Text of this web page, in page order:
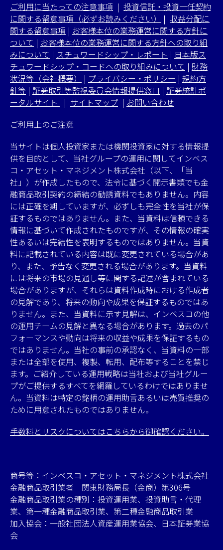
ご利用に当たっての注意事項 | 投資信託・投資一任契約
に関する留意事項（必ずお読みください）
| 収益分配に
関する留意事項 | お客様本位の業務運営に関する方針に
ついて | お客様本位の業務運営に関する方針への取り組
みについて | スチュワードシップ・レポート | 日本版ス
チュワードシップ・コードへの取り組みについて | 財務
状況等（会社概要）
| プライバシー・ポリシー | 規約方
針等 | 証券取引等監視委員会情報提供窓口 | 証券統計ポ
ータルサイト
| サイトマップ | お問い合わせ
ご利用上のご注意
当サイトは個人投資家または機関投資家に対する情報提
供を目的として、当社グループの運用に関してインベス
コ・アセット・マネジメント株式会社（以下、「当
社」）が作成したもので、法令に基づく開示書類でも金
融商品取引契約の締結の勧誘資料でもありません。内容
には正確を期していますが、必ずしも完全性を当社が保
証するものではありません。また、当資料は信頼できる
情報に基づいて作成されたものですが、その情報の確実
性あるいは完結性を表明するものではありません。当資
料に記載されている内容は既に変更されている場合があ
り、また、予告なく変更される場合があります。当資料
には将来の市場の見通し等に関する記述が含まれている
場合がありますが、それらは資料作成時における作成者
の見解であり、将来の動向や成果を保証するものではあ
りません。また、当資料に示す見解は、インベスコの他
の運用チームの見解と異なる場合があります。過去のパ
フォーマンスや動向は将来の収益や成果を保証するもの
ではありません。当社の事前の承認なく、当資料の一部
または全部を使用、複製、転用、配布等することを禁じ
ます。ご紹介している運用戦略は当社および当社グルー
プがご提供するすべてを網羅しているわけではありませ
ん。当資料は特定の銘柄の運用助言あるいは売買推奨の
ために用意されたものではありません。
手数料とリスクについてはこちらから御確認ください。
商号等：インベスコ・アセット・マネジメント株式会社
金融商品取引業者 関東財務局長（金商）第306号
金融商品取引業の種別：投資運用業、投資助言・代理
業、第一種金融商品取引業、第二種金融商品取引業
加入協会：一般社団法人資産運用業協会、日本証券業協
会